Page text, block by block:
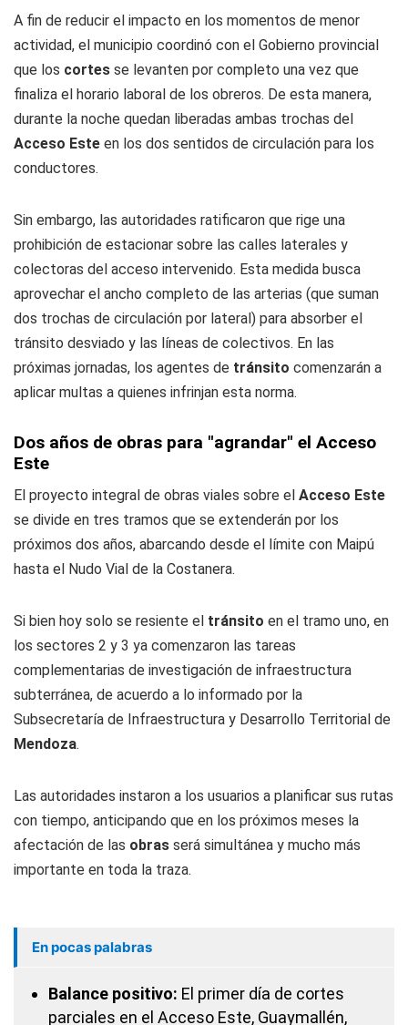
A fin de reducir el impacto en los momentos de menor
actividad, el municipio coordinó con el Gobierno provincial
que los cortes se levanten por completo una vez que
finaliza el horario laboral de los obreros. De esta manera,
durante la noche quedan liberadas ambas trochas del
Acceso Este en los dos sentidos de circulación para los
conductores.
Sin embargo, las autoridades ratificaron que rige una
prohibición de estacionar sobre las calles laterales y
colectoras del acceso intervenido. Esta medida busca
aprovechar el ancho completo de las arterias (que suman
dos trochas de circulación por lateral) para absorber el
tránsito desviado y las líneas de colectivos. En las
próximas jornadas, los agentes de tránsito comenzarán a
aplicar multas a quienes infrinjan esta norma.
Dos años de obras para "agrandar" el Acceso
Este
El proyecto integral de obras viales sobre el Acceso Este
se divide en tres tramos que se extenderán por los
próximos dos años, abarcando desde el límite con Maipú
hasta el Nudo Vial de la Costanera.
Si bien hoy solo se resiente el tránsito en el tramo uno, en
los sectores 2 y 3 ya comenzaron las tareas
complementarias de investigación de infraestructura
subterránea, de acuerdo a lo informado por la
Subsecretaría de Infraestructura y Desarrollo Territorial de
Mendoza.
Las autoridades instaron a los usuarios a planificar sus rutas
con tiempo, anticipando que en los próximos meses la
afectación de las obras será simultánea y mucho más
importante en toda la traza.
En pocas palabras
Balance positivo: El primer día de cortes
parciales en el Acceso Este, Guaymallén,